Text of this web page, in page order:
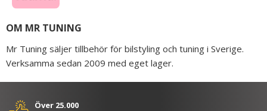
OM MR TUNING
Mr Tuning säljer tillbehör för bilstyling och tuning i Sverige.
Verksamma sedan 2009 med eget lager.
Över 25.000